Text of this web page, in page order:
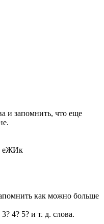
и запомнить, что еще
как можно больше
4? 5? и т. д. слова.